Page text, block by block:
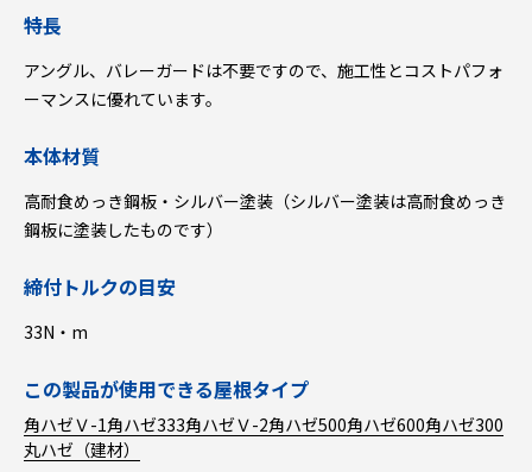
特長
アングル、バレーガードは不要ですので、施工性とコストパフォ
ーマンスに優れています。
本体材質
高耐食めっき鋼板・シルバー塗装（シルバー塗装は高耐食めっき
鋼板に塗装したものです）
締付トルクの目安
33N・m
この製品が使用できる屋根タイプ
角ハゼＶ-1角ハゼ333角ハゼＶ-2角ハゼ500角ハゼ600角ハゼ300
丸ハゼ（建材）